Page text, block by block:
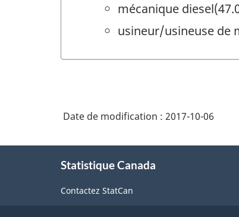
mécanique
usineur/usineuse de
Date de modification : 2017-10-06
Statistique Canada
Contactez StatCan